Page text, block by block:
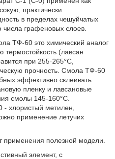
практически
в пределах чешуйчатых
числа графеновых слоев.
ТФ-60 это химический аналог
термостойкость (лавсан
при 255-265°C,
прочность. Смола ТФ-60
эффективно склеивать
пленку и лавсановые
смолы 145-160°C.
хлористый метилен,
применение летучих
применения полезной модели.
элемент, с